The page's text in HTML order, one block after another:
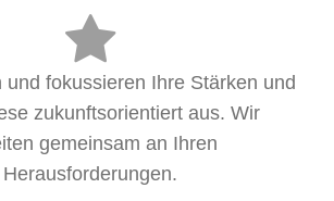
und fokussieren Ihre Stärken und
zukunftsorientiert aus. Wir
gemeinsam an Ihren
Herausforderungen.